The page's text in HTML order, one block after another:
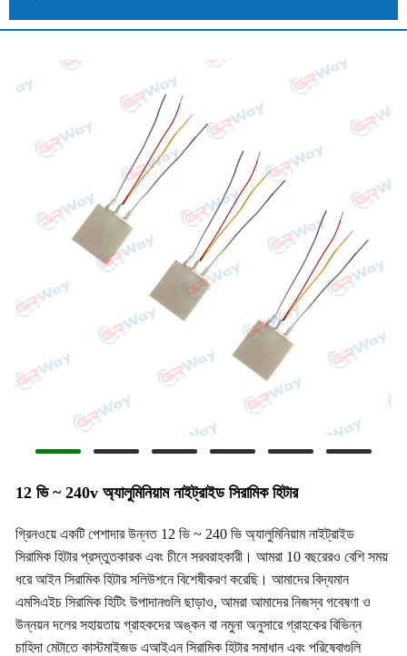
12 ভি ~ 240v অ্যালুমিনিয়াম নাইট্রাইড সিরামিক হিটার
গ্রিনওয়ে একটি পেশাদার উন্নত 12 ভি ~ 240 ভি অ্যালুমিনিয়াম নাইট্রাইড
সিরামিক হিটার প্রস্তুতকারক এবং চীনে সরবরাহকারী। আমরা 10 বছরেরও বেশি সময়
ধরে আইন সিরামিক হিটার সলিউশনে বিশেষীকরণ করেছি। আমাদের বিদ্যমান
এমসিএইচ সিরামিক হিটিং উপাদানগুলি ছাড়াও, আমরা আমাদের নিজস্ব গবেষণা ও
উন্নয়ন দলের সহায়তায় গ্রাহকদের অঙ্কন বা নমুনা অনুসারে গ্রাহকের বিভিন্ন
চাহিদা মেটাতে কাস্টমাইজড এআইএন সিরামিক হিটার সমাধান এবং পরিষেবাগুলি